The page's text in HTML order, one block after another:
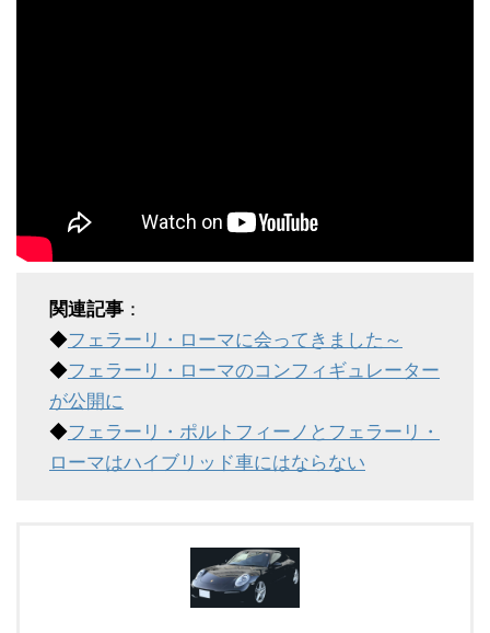
関連記事 ：
◆フェラーリ・ローマに会ってきました～
◆フェラーリ・ローマのコンフィギュレーター
が公開に
◆フェラーリ・ポルトフィーノとフェラーリ・
ローマはハイブリッド車にはならない